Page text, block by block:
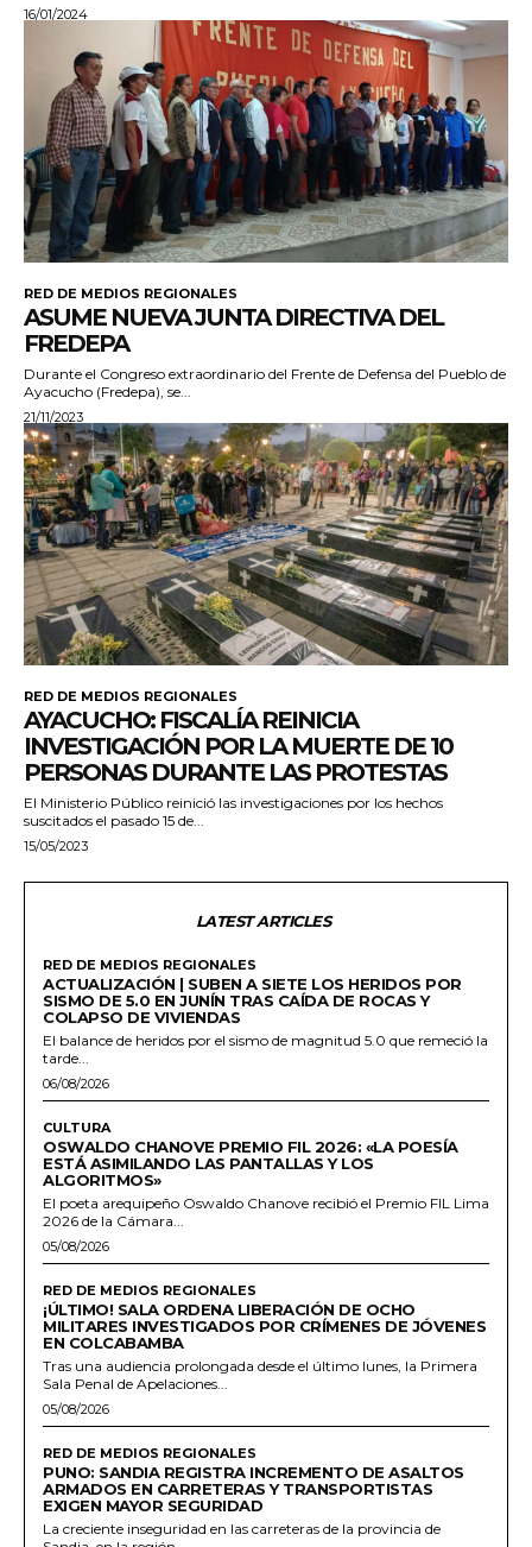
16/01/2024
RED DE MEDIOS REGIONALES
ASUME NUEVA JUNTA DIRECTIVA DEL
FREDEPA
Durante el Congreso extraordinario del Frente de Defensa del Pueblo de
Ayacucho (Fredepa), se...
21/11/2023
RED DE MEDIOS REGIONALES
AYACUCHO: FISCALÍA REINICIA
INVESTIGACIÓN POR LA MUERTE DE 10
PERSONAS DURANTE LAS PROTESTAS
El Ministerio Público reinició las investigaciones por los hechos
suscitados el pasado 15 de...
15/05/2023
LATEST ARTICLES
RED DE MEDIOS REGIONALES
ACTUALIZACIÓN | SUBEN A SIETE LOS HERIDOS POR
SISMO DE 5.0 EN JUNÍN TRAS CAÍDA DE ROCAS Y
COLAPSO DE VIVIENDAS
El balance de heridos por el sismo de magnitud 5.0 que remeció la
tarde...
06/08/2026
CULTURA
OSWALDO CHANOVE PREMIO FIL 2026: «LA POESÍA
ESTÁ ASIMILANDO LAS PANTALLAS Y LOS
ALGORITMOS»
El poeta arequipeño Oswaldo Chanove recibió el Premio FIL Lima
2026 de la Cámara...
05/08/2026
RED DE MEDIOS REGIONALES
¡ÚLTIMO! SALA ORDENA LIBERACIÓN DE OCHO
MILITARES INVESTIGADOS POR CRÍMENES DE JÓVENES
EN COLCABAMBA
Tras una audiencia prolongada desde el último lunes, la Primera
Sala Penal de Apelaciones...
05/08/2026
RED DE MEDIOS REGIONALES
PUNO: SANDIA REGISTRA INCREMENTO DE ASALTOS
ARMADOS EN CARRETERAS Y TRANSPORTISTAS
EXIGEN MAYOR SEGURIDAD
La creciente inseguridad en las carreteras de la provincia de